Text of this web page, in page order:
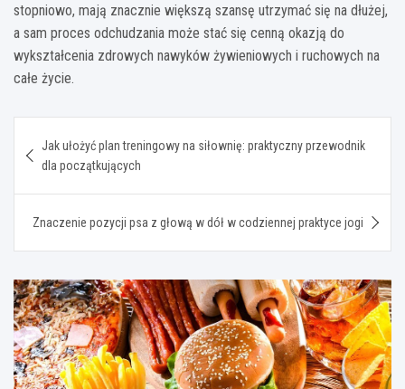
stopniowo, mają znacznie większą szansę utrzymać się na dłużej,
a sam proces odchudzania może stać się cenną okazją do
wykształcenia zdrowych nawyków żywieniowych i ruchowych na
całe życie.
wpisu
Jak ułożyć plan treningowy na siłownię: praktyczny przewodnik
dla początkujących
Znaczenie pozycji psa z głową w dół w codziennej praktyce jogi